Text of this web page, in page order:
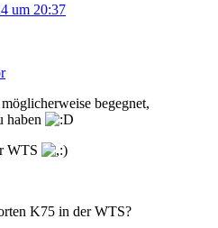
um 20:37
begegnet,
haben
WTS
K75 in der WTS?